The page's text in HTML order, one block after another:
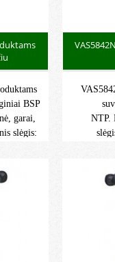
BSP
garai,
slėgis:
NTP.